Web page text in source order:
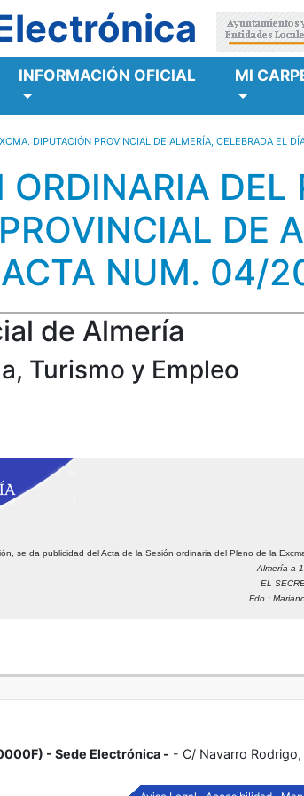
INFORMACIÓN OFICIAL MI
DIPUTACIÓN PROVINCIAL DE ALMERÍA, CELEBRADA
ORDINARIA
DE
NUM. 04/
de Almería
Turismo y Empleo
se da publicidad del Acta de la Sesión ordinaria del Pleno de la
Almería a
EL
Fdo.:
- Sede Electrónica - - C/ Navarro